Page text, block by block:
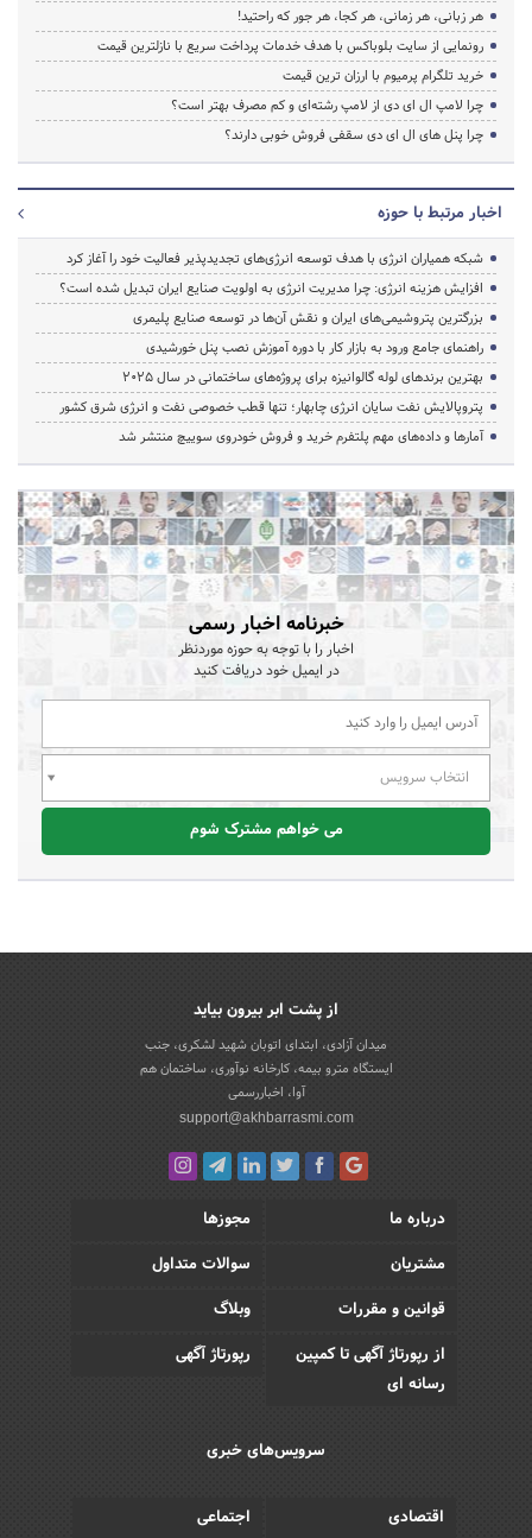
هر زبانی، هر زمانی، هر کجا، هر جور که راحتید!
رونمایی از سایت بلوباکس با هدف خدمات پرداخت سریع با نازلترین قیمت
خرید تلگرام پرمیوم با ارزان ترین قیمت
چرا لامپ ال ای دی از لامپ رشته‌ای و کم مصرف بهتر است؟
چرا پنل های ال ای دی سقفی فروش خوبی دارند؟
اخبار مرتبط با حوزه
شبکه همیاران انرژی با هدف توسعه انرژی‌های تجدیدپذیر فعالیت خود را آغاز کرد
افزایش هزینه انرژی: چرا مدیریت انرژی به اولویت صنایع ایران تبدیل شده است؟
بزرگترین پتروشیمی‌های ایران و نقش آن‌ها در توسعه صنایع پلیمری
راهنمای جامع ورود به بازار کار با دوره آموزش نصب پنل خورشیدی
بهترین برندهای لوله گالوانیزه برای پروژه‌های ساختمانی در سال ۲۰۲۵
پتروپالایش نفت سایان انرژی چابهار؛ تنها قطب خصوصی نفت و انرژی شرق کشور
آمارها و داده‌های مهم پلتفرم خرید و فروش خودروی سوییچ منتشر شد
خبرنامه اخبار رسمی
اخبار را با توجه به حوزه موردنظر
در ایمیل خود دریافت کنید
انتخاب سرویس
می خواهم مشترک شوم
از پشت ابر بیرون بیاید
میدان آزادی، ابتدای اتوبان شهید لشکری، جنب
ایستگاه مترو بیمه، کارخانه نوآوری، ساختمان هم
آوا، اخباررسمی
support@akhbarrasmi.com
درباره ما
مجوزها
مشتریان
سوالات متداول
قوانین و مقررات
وبلاگ
از رپورتاژ آگهی تا کمپین
رسانه ای
رپورتاژ آگهی
سرویس‌های خبری
اقتصادی اجتماعی